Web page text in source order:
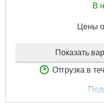
В
Цены
Показать
Отгрузка в